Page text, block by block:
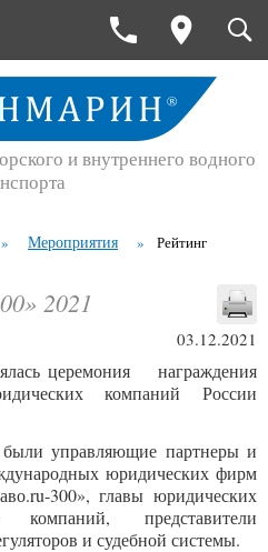
и внутреннего водного
» Мероприятия »
Рейтинг
03.12.2021
2021
церемония награждения
компаний России
управляющие партнеры и
юридических фирм
300», главы юридических
компаний, представители
и судебной системы.